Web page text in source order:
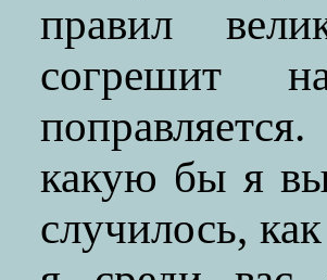
правил
согрешит
какую бы я
случилось,